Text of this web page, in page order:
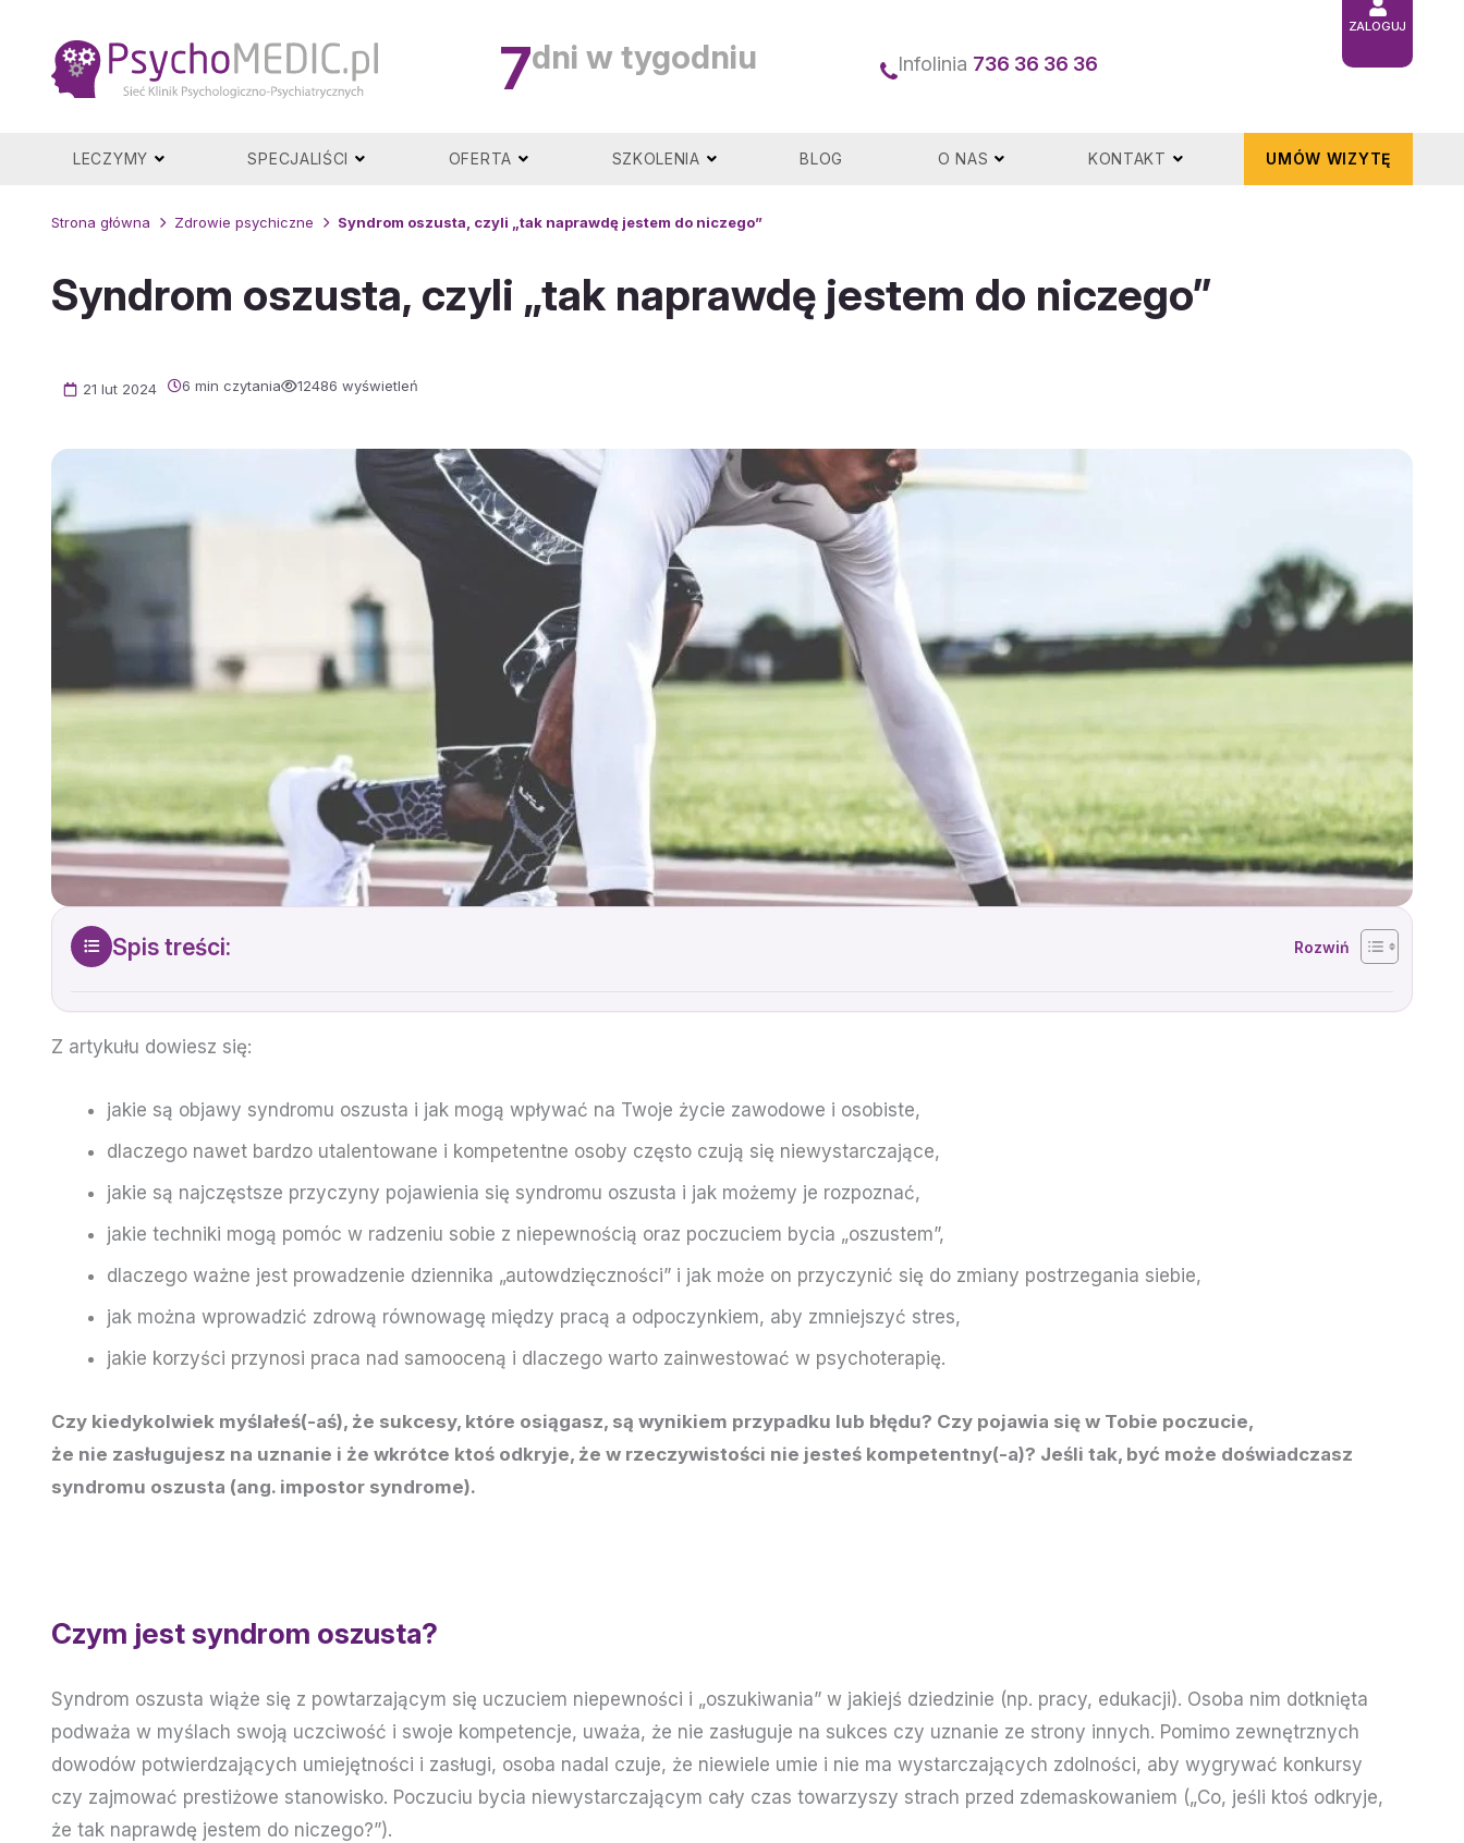
7dni w tygodniu Infolinia 736 36 36 36
ZALOGUJ
LECZYMY SPECJALIŚCI OFERTA SZKOLENIA BLOG O NAS KONTAKT UMÓW WIZYTĘ
Strona główna Zdrowie psychiczne Syndrom oszusta, czyli „tak naprawdę jestem do niczego”
Syndrom oszusta, czyli „tak naprawdę jestem do niczego”
21 lut 2024 6 min czytania 12486 wyświetleń
Spis treści:
Z artykułu dowiesz się:
jakie są objawy syndromu oszusta i jak mogą wpływać na Twoje życie zawodowe i osobiste,
dlaczego nawet bardzo utalentowane i kompetentne osoby często czują się niewystarczające,
jakie są najczęstsze przyczyny pojawienia się syndromu oszusta i jak możemy je rozpoznać,
jakie techniki mogą pomóc w radzeniu sobie z niepewnością oraz poczuciem bycia „oszustem”,
dlaczego ważne jest prowadzenie dziennika „autowdzięczności” i jak może on przyczynić się do zmiany postrzegania siebie,
jak można wprowadzić zdrową równowagę między pracą a odpoczynkiem, aby zmniejszyć stres,
jakie korzyści przynosi praca nad samooceną i dlaczego warto zainwestować w psychoterapię.
Czy kiedykolwiek myślałeś(-aś), że sukcesy, które osiągasz, są wynikiem przypadku lub błędu? Czy pojawia się w Tobie poczucie,
że nie zasługujesz na uznanie i że wkrótce ktoś odkryje, że w rzeczywistości nie jesteś kompetentny(-a)? Jeśli tak, być może doświadczasz
syndromu oszusta (ang. impostor syndrome).
Czym jest syndrom oszusta?
Syndrom oszusta wiąże się z powtarzającym się uczuciem niepewności i „oszukiwania” w jakiejś dziedzinie (np. pracy, edukacji). Osoba nim dotknięta
podważa w myślach swoją uczciwość i swoje kompetencje, uważa, że nie zasługuje na sukces czy uznanie ze strony innych. Pomimo zewnętrznych
dowodów potwierdzających umiejętności i zasługi, osoba nadal czuje, że niewiele umie i nie ma wystarczających zdolności, aby wygrywać konkursy
czy zajmować prestiżowe stanowisko. Poczuciu bycia niewystarczającym cały czas towarzyszy strach przed zdemaskowaniem („Co, jeśli ktoś odkryje,
że tak naprawdę jestem do niczego?”).